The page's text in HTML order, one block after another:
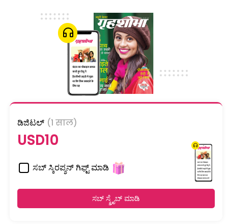
ಡಿಜಿಟಲ್ (1 साल)
USD10
ಸಬ್ ಸ್ಕಿರಪ್ಶನ್ ಗಿಫ್ಟ್ ಮಾಡಿ
ಸಬ್ ಸ್ಕ್ರೈಬ್ ಮಾಡಿ